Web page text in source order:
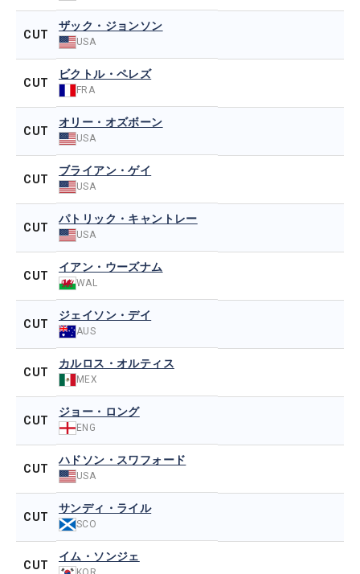
CUT
ザック・ジョンソン
USA
CUT
ビクトル・ペレズ
FRA
CUT
オリー・オズボーン
USA
CUT
ブライアン・ゲイ
USA
CUT
パトリック・キャントレー
USA
CUT
イアン・ウーズナム
WAL
CUT
ジェイソン・デイ
AUS
CUT
カルロス・オルティス
MEX
CUT
ジョー・ロング
ENG
CUT
ハドソン・スワフォード
USA
CUT
サンディ・ライル
SCO
CUT
イム・ソンジェ